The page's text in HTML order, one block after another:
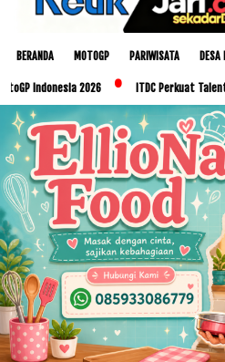
BERANDA MOTOGP PARIWISATA DESA
2026 ITDC Perkuat Talenta Lokal